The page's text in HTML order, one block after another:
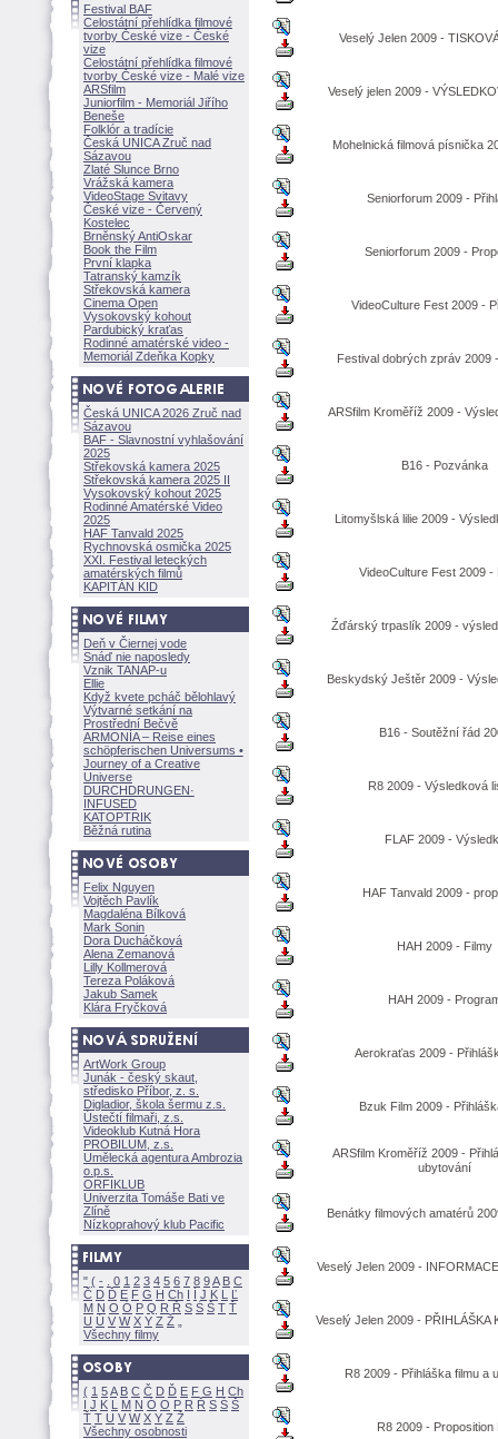
Festival BAF
Celostátní přehlídka filmové
tvorby České vize - České
vize
Celostátní přehlídka filmové
tvorby České vize - Malé vize
ARSfilm
Juniorfilm - Memoriál Jiřího
Beneše
Folklór a tradície
Česká UNICA Zruč nad
Sázavou
Zlaté Slunce Brno
Vrážská kamera
VideoStage Svitavy
České vize - Červený
Kostelec
Brněnský AntiOskar
Book the Film
První klapka
Tatranský kamzík
Střekovská kamera
Cinema Open
Vysokovský kohout
Pardubický kraťas
Rodinné amatérské video -
Memoriál Zdeňka Kopky
Česká UNICA 2026 Zruč nad
Sázavou
BAF - Slavnostní vyhlašování
2025
Střekovská kamera 2025
Střekovská kamera 2025 II
Vysokovský kohout 2025
Rodinné Amatérské Video
2025
HAF Tanvald 2025
Rychnovská osmička 2025
XXI. Festival leteckých
amatérských filmů
KAPITÁN KID
Deň v Čiernej vode
Snáď nie naposledy
Vznik TANAP-u
Ellie
Když kvete pcháč bělohlavý
Výtvarné setkání na
Prostřední Bečvě
ARMONÍA – Reise eines
schöpferischen Universums •
Journey of a Creative
Universe
DURCHDRUNGEN·
INFUSED
KATOPTRIK
Běžná rutina
Felix Nguyen
Vojtěch Pavlík
Magdaléna Bílkov
Mark Sonin
Dora Ducháčkov
Alena Zemanov
Lilly Kollmerov
Tereza Polákov
Jakub Samek
Klára Fryčkov
ArtWork Group
Junák - český skaut,
středisko Příbor, z. s.
Digladior, škola šermu z.s.
Ústečtí filmaři, z.s.
Videoklub Kutná Hora
PROBILUM, z.s.
Umělecká agentura Ambrozia
o.p.s.
ORFIKLUB
Univerzita Tomáše Bati ve
Zlíně
Nízkoprahový klub Pacific
" ( - 0 1 2 3 4 5 6 7 8 9A B C
Č D Ď E F G H Ch I Í J K L
Ľ
M N O Ó P Q R Ř S Ś T Ť
U Ú V W X Y Z
Všechny filmy
( 1 5A B C Č D Ď E F G H Ch
I J K L M N Ó O P R Ř S Ś
Ť T U V W X Y Z
Všechny osobnosti
Veselý Jelen 2009 -
Veselý jelen 2009 -
Mohelnická filmová písnička
Seniorforum 2009 -
Seniorforum 2009 -
VideoCulture Fest 2009 -
Festival dobrých zpráv 2009
ARSfilm Kroměříž 2009 -
B16 - Pozvánka
Litomyšlská lilie 2009 -
VideoCulture Fest 2009 -
Źďárský trpaslík 2009 -
Beskydský Ještěr 2009 -
B16 - Soutěžní řád
R8 2009 - Výsledková
FLAF 2009 -
HAF Tanvald 2009 -
HAH 2009 - Filmy
HAH 2009 -
Aerokraťas 2009 -
Bzuk Film 2009 -
ARSfilm Kroměříž 2009 -
ubytování
Benátky filmových amatérů
Veselý Jelen 2009 -
Veselý Jelen 2009 - PŘIHLÁŠKA
R8 2009 - Přihláška filmu a
R8 2009 - Proposition